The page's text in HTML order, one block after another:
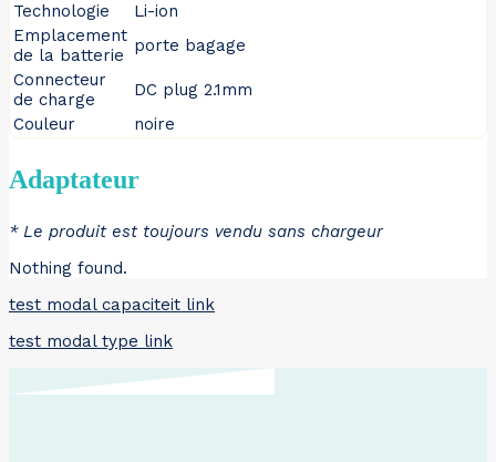
Technologie
Li-ion
Emplacement
de la batterie
porte bagage
Connecteur
de charge
DC plug 2.1mm
Couleur
noire
Adaptateur
* Le produit est toujours vendu sans chargeur
Nothing found.
test modal capaciteit link
test modal type link